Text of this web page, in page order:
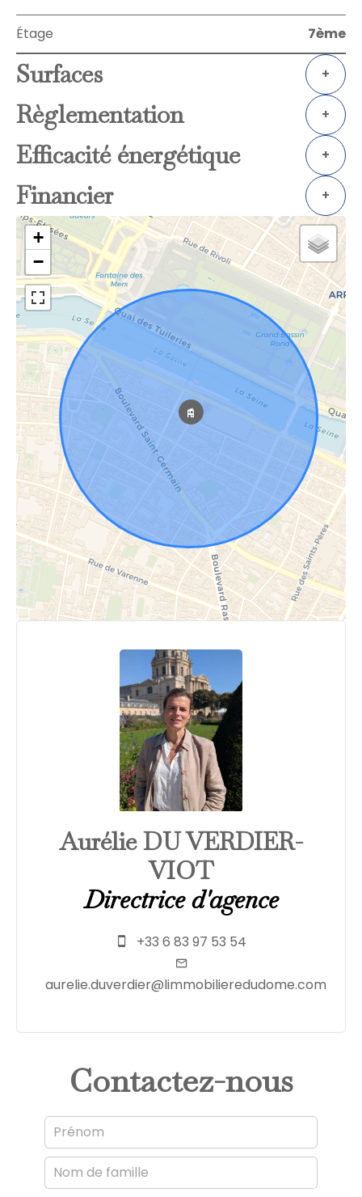
Étage 7ème
Surfaces +
Règlementation +
Efficacité énergétique +
Financier +
+
−
Aurélie DU VERDIER-
VIOT
Directrice d'agence
+33 6 83 97 53 54
aurelie.duverdier@limmobilieredudome.com
Contactez-nous